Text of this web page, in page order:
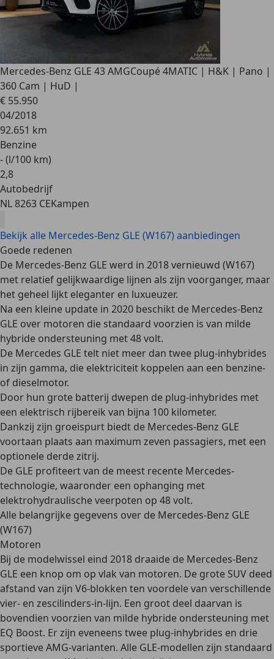
Mercedes-Benz GLE 43 AMGCoupé 4MATIC | H&K | Pano |
360 Cam | HuD |
€ 55.950
04/2018
92.651 km
Benzine
- (l/100 km)
2,8
Autobedrijf
NL 8263 CEKampen
Bekijk alle Mercedes-Benz GLE (W167) aanbiedingen
Goede redenen
De Mercedes-Benz GLE werd in 2018 vernieuwd (W167)
met relatief gelijkwaardige lijnen als zijn voorganger, maar
het geheel lijkt eleganter en luxueuzer.
Na een kleine update in 2020 beschikt de Mercedes-Benz
GLE over motoren die standaard voorzien is van milde
hybride ondersteuning met 48 volt.
De Mercedes GLE telt niet meer dan twee plug-inhybrides
in zijn gamma, die elektriciteit koppelen aan een benzine-
of dieselmotor.
Door hun grote batterij dwepen de plug-inhybrides met
een elektrisch rijbereik van bijna 100 kilometer.
Dankzij zijn groeispurt biedt de Mercedes-Benz GLE
voortaan plaats aan maximum zeven passagiers, met een
optionele derde zitrij.
De GLE profiteert van de meest recente Mercedes-
technologie, waaronder een ophanging met
elektrohydraulische veerpoten op 48 volt.
Alle belangrijke gegevens over de Mercedes-Benz GLE
(W167)
Motoren
Bij de modelwissel eind 2018 draaide de Mercedes-Benz
GLE een knop om op vlak van motoren. De grote SUV deed
afstand van zijn V6-blokken ten voordele van verschillende
vier- en zescilinders-in-lijn. Een groot deel daarvan is
bovendien voorzien van milde hybride ondersteuning met
EQ Boost. Er zijn eveneens twee plug-inhybrides en drie
sportieve AMG-varianten. Alle GLE-modellen zijn standaard